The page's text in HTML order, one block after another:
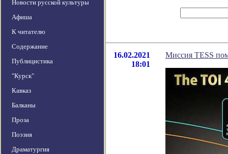
Новости русской культуры
Афиша
К читателю
Содержание
Публицистика
"Курск"
Кавказ
Балканы
Проза
Поэзия
Драматургия
16.02.2021
18:01
Миссия TESS